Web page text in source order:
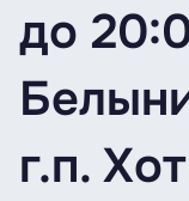
до
г.п.